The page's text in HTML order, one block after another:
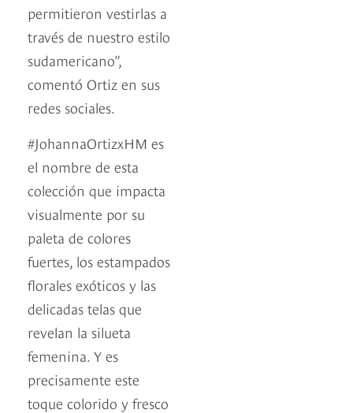
permitieron vestirlas a
través de nuestro estilo
sudamericano”,
comentó Ortiz en sus
redes sociales.
#JohannaOrtizxHM es
el nombre de esta
colección que impacta
visualmente por su
paleta de colores
fuertes, los estampados
florales exóticos y las
delicadas telas que
revelan la silueta
femenina. Y es
precisamente este
toque colorido y fresco